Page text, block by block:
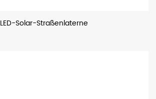
LED-Solar-Straßenlaterne